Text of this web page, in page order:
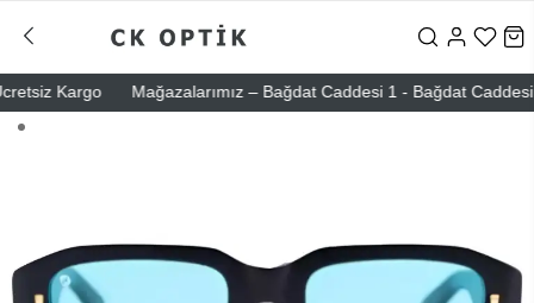
Kargo Mağazalarımız – Bağdat Caddesi 1 - Bağdat Caddesi